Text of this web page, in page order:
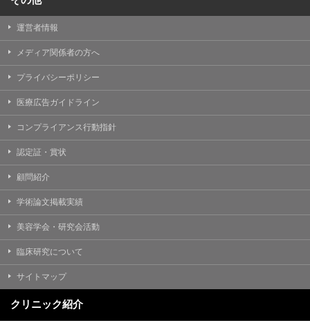
運営者情報
メディア関係者の方へ
プライバシーポリシー
医療広告ガイドライン
コンプライアンス行動指針
認定証・賞状
顧問紹介
学術論文掲載実績
美容学会・研究会活動
臨床研究について
サイトマップ
クリニック紹介